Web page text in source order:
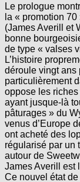
Le prologue
la « promotion
(James Averill et
bonne
de type « valses
L’histoire
déroule vingt ans
particulièrement
oppose les
ayant jusque-là
pâturages » du
venus d’Europe
ont acheté des
régularisé par un
autour de
James Averill est
Ce nouvel état